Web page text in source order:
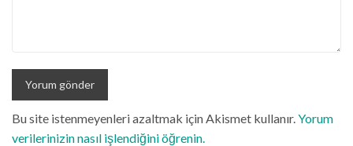
Bu site istenmeyenleri azaltmak için Akismet kullanır.Yorum
verilerinizin nasıl işlendiğini öğrenin.